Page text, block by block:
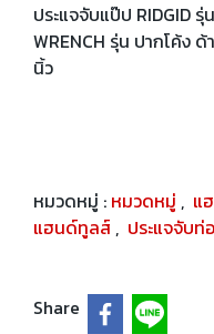
ประแจจับแป๊ป RIDGID รุ่
WRENCH รุ่น ปากโค้ง
นิ้ว
หมวดหมู่ : หมวดหมู่ , แ
แฮนด์ทูลส์ , ประแจจับท่อ
Share